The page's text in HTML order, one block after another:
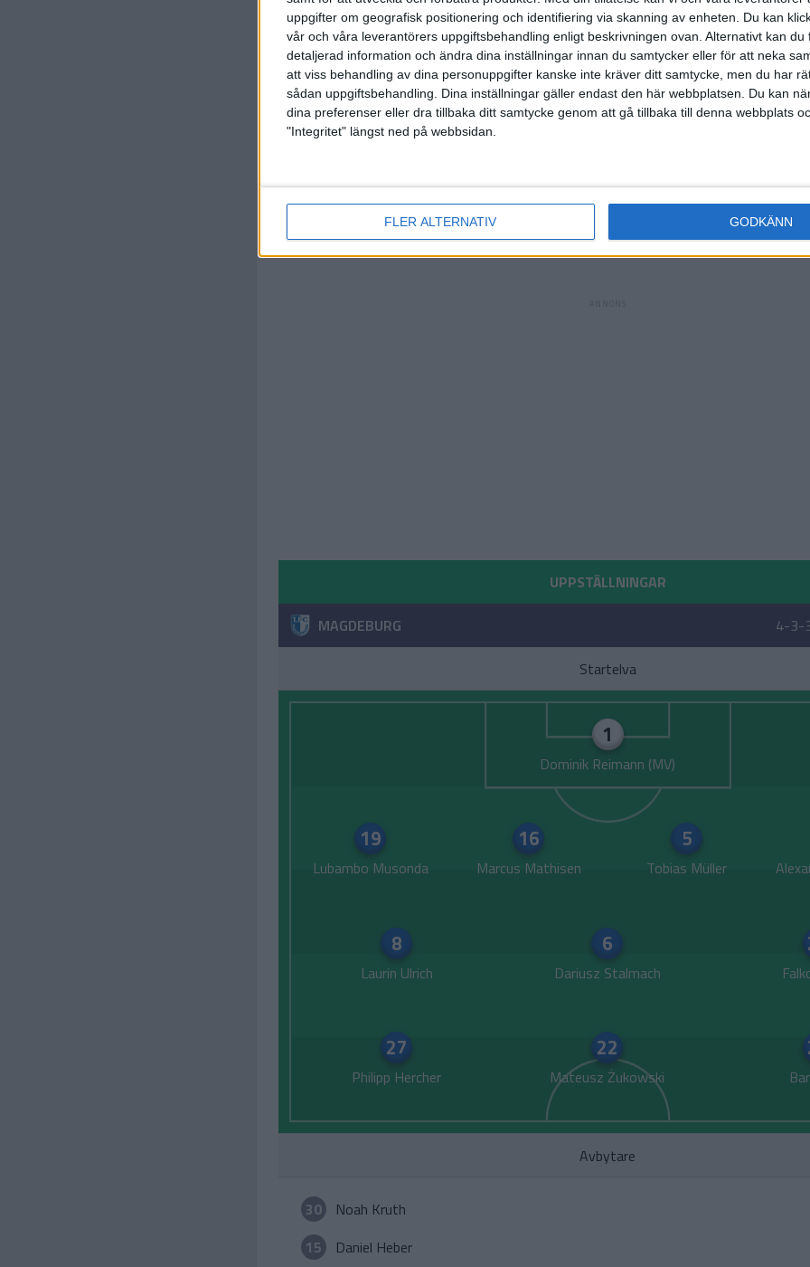
uppgifter om geografisk positionering och identifiering via skanning av enheten. Du kan
vår och våra leverantörers uppgiftsbehandling enligt beskrivningen ovan. Alternativt kan du
detaljerad information och ändra dina inställningar innan du samtycker eller för att neka
att viss behandling av dina personuppgifter kanske inte kräver ditt samtycke, men du har
sådan uppgiftsbehandling. Dina inställningar gäller endast den här webbplatsen. Du kan
dina preferenser eller dra tillbaka ditt samtycke genom att gå tillbaka till denna webbplats
"Integritet" längst ned på webbsidan.
FLER ALTERNATIV GODKÄNN
73 min
(ut.P. Hercher)
88 min
M. Breunig
(ut.L. Ulrich)
UPPSTÄLLNINGAR
MAGDEBURG
4-3-
Startelva
1
Dominik Reimann
19
Lubambo Musonda
16
Marcus Mathisen
5
Tobias Müller
8
Laurin Ulrich
6
Dariusz Stalmach
27
Philipp Hercher
22
Mateusz Żukowski
Avbytare
30 Noah Kruth
15
Daniel Heber